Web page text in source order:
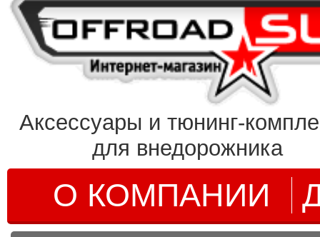
Аксессуары и тюнинг-
для внедорожника
О КОМПАНИИ